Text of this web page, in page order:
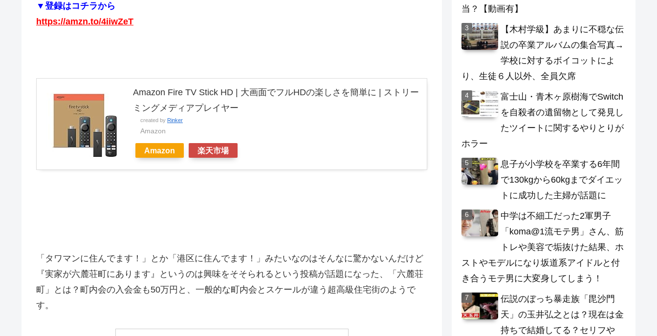
▼登録はコチラから
https://amzn.to/4iiwZeT
Amazon Fire TV Stick HD | 大画面でフルHDの楽しさを簡単に | ストリー
ミングメディアプレイヤー
created by Rinker
Amazon
Amazon 楽天市場
「タワマンに住んでます！」とか「港区に住んでます！」みたいなのはそんなに驚かないんだけど
『実家が六麓荘町にあります』というのは興味をそそられるという投稿が話題になった、「六麓荘
町」とは？町内会の入会金も50万円と、一般的な町内会とスケールが違う超高級住宅街のようで
す。
当？【動画有】
【木村学級】あまりに不穏な伝
説の卒業アルバムの集合写真→
学校に対するボイコットによ
り、生徒６人以外、全員欠席
富士山・青木ヶ原樹海でSwitch
を自殺者の遺留物として発見し
たツイートに関するやりとりが
ホラー
息子が小学校を卒業する6年間
で130kgから60kgまでダイエッ
トに成功した主婦が話題に
中学は不細工だった2軍男子
「koma@1流モテ男」さん、筋
トレや美容で垢抜けた結果、ホ
ストやモデルになり坂道系アイドルと付
き合うモテ男に大変身してしまう！
伝説のぼっち暴走族「毘沙門
天」の玉井弘之とは？現在は金
持ちで結婚してる？セリフや